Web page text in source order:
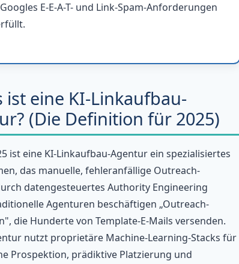
E-E-A-T- und Link-Spam-Anforderungen
ist eine KI-Linkaufbau-
(Die Definition für 2025)
ist eine KI-Linkaufbau-Agentur ein spezialisiertes
das manuelle, fehleranfällige Outreach-
datengesteuertes Authority Engineering
Agenturen beschäftigen „Outreach-
die Hunderte von Template-E-Mails versenden.
nutzt proprietäre Machine-Learning-Stacks für
Prospektion, prädiktive Platzierung und